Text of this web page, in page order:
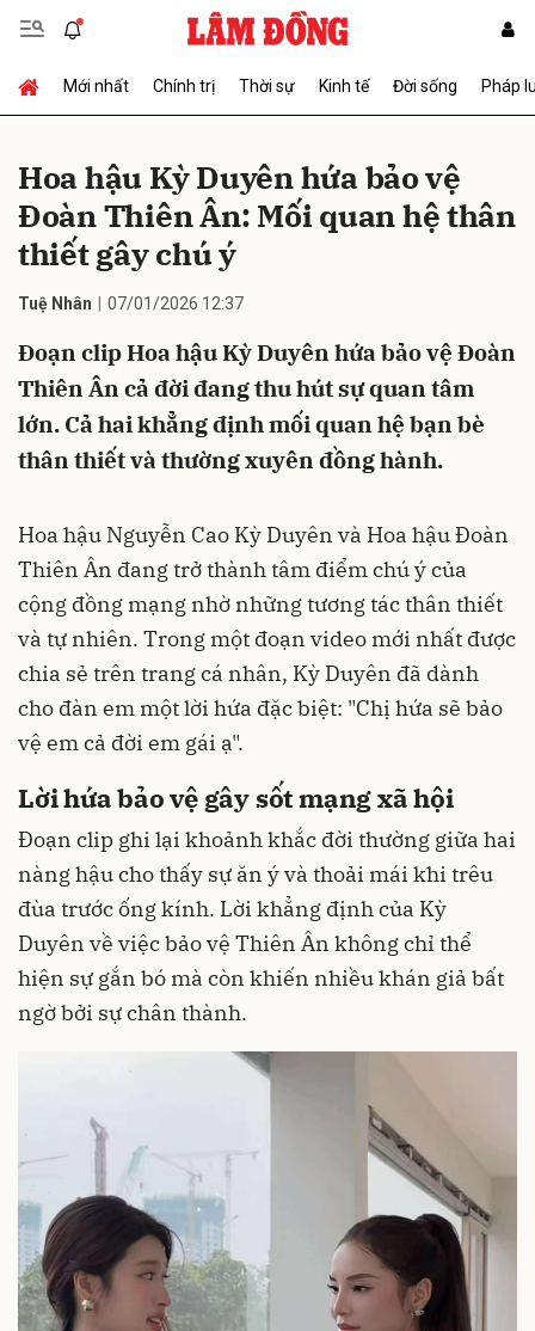
Mới nhất Chính trị Thời sự Kinh tế Đời sống Pháp
Hoa hậu Kỳ Duyên hứa bảo vệ
Đoàn Thiên Ân: Mối quan hệ thân
thiết gây chú ý
Tuệ Nhân 07/01/2026 12:37
Đoạn clip Hoa hậu Kỳ Duyên hứa bảo vệ Đoàn
Thiên Ân cả đời đang thu hút sự quan tâm
lớn. Cả hai khẳng định mối quan hệ bạn bè
thân thiết và thường xuyên đồng hành.
Hoa hậu Nguyễn Cao Kỳ Duyên và Hoa hậu Đoàn
Thiên Ân đang trở thành tâm điểm chú ý của
cộng đồng mạng nhờ những tương tác thân thiết
và tự nhiên. Trong một đoạn video mới nhất được
chia sẻ trên trang cá nhân, Kỳ Duyên đã dành
cho đàn em một lời hứa đặc biệt: "Chị hứa sẽ bảo
vệ em cả đời em gái ạ".
Lời hứa bảo vệ gây sốt mạng xã hội
Đoạn clip ghi lại khoảnh khắc đời thường giữa hai
nàng hậu cho thấy sự ăn ý và thoải mái khi trêu
đùa trước ống kính. Lời khẳng định của Kỳ
Duyên về việc bảo vệ Thiên Ân không chỉ thể
hiện sự gắn bó mà còn khiến nhiều khán giả bất
ngờ bởi sự chân thành.
Gửi bình luận
Hủy Gửi